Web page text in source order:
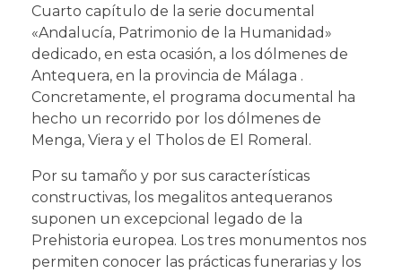
Cuarto capítulo de la serie documental
«Andalucía, Patrimonio de la Humanidad»
dedicado, en esta ocasión, a los dólmenes de
Antequera, en la provincia de Málaga .
Concretamente, el programa documental ha
hecho un recorrido por los dólmenes de
Menga, Viera y el Tholos de El Romeral.
Por su tamaño y por sus características
constructivas, los megalitos antequeranos
suponen un excepcional legado de la
Prehistoria europea. Los tres monumentos nos
permiten conocer las prácticas funerarias y los